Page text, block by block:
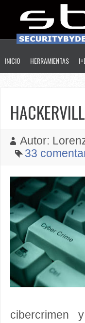
INICIO HERRAMIENTAS
Autor:
33
cibercrimen